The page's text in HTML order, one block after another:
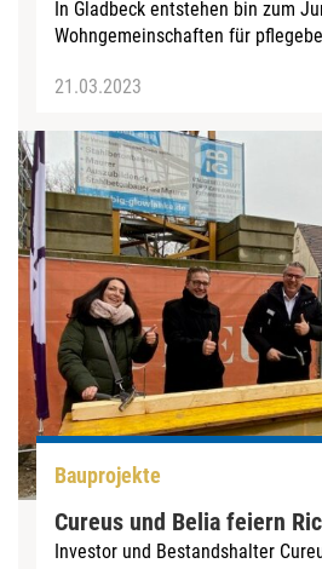
In Gladbeck entstehen bin zum
Wohngemeinschaften für
21.03.2023
Bauprojekte
Cureus und Belia feiern
Investor und Bestandshalter